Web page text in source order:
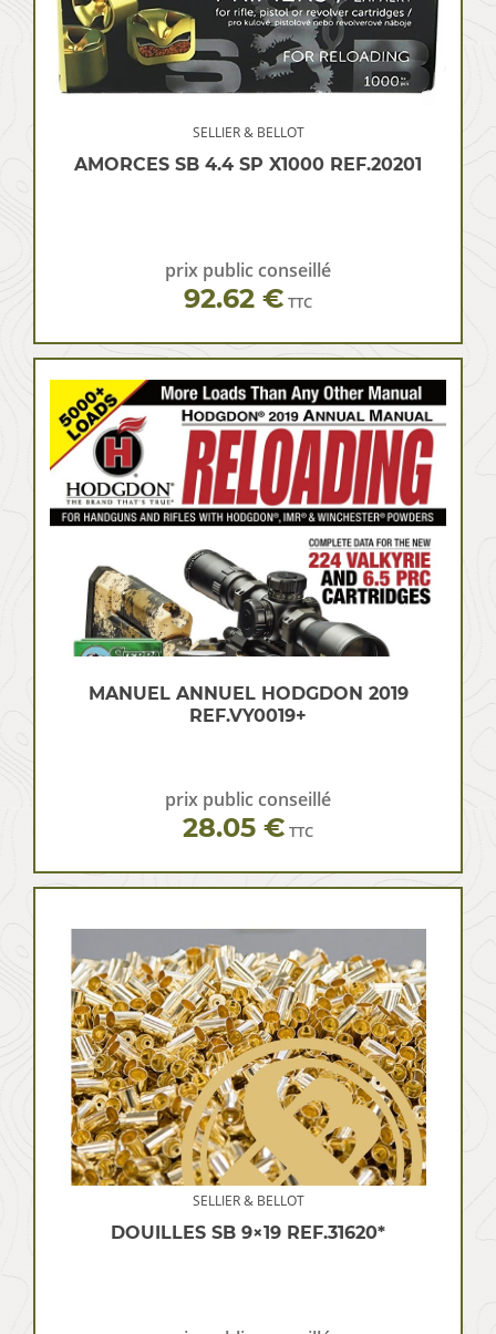
SELLIER & BELLOT
AMORCES SB 4.4 SP X1000 REF.20201
prix public conseillé
92.62 € TTC
MANUEL ANNUEL HODGDON 2019
REF.VY0019+
prix public conseillé
28.05 € TTC
SELLIER & BELLOT
DOUILLES SB 9×19 REF.31620*